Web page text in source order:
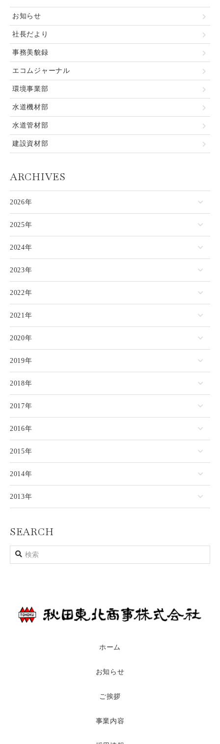
お知らせ
社長だより
事務美貌録
エコムジャーナル
環境事業部
水道機材部
水道管材部
建設資材部
ARCHIVES
2026年
2025年
2024年
2023年
2022年
2021年
2020年
2019年
2018年
2017年
2016年
2015年
2014年
2013年
SEARCH
ホーム
お知らせ
ご挨拶
事業内容